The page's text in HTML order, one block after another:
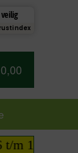
08-2026